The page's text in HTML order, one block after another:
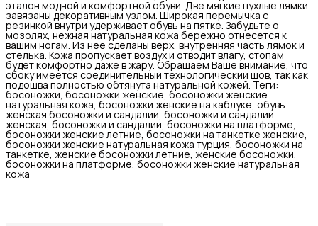
эталон модной и комфортной обуви. Две мягкие пухлые лямки
завязаны декоративным узлом. Широкая перемычка с
резинкой внутри удерживает обувь на пятке. Забудьте о
мозолях, нежная натуральная кожа бережно отнесется к
вашим ногам. Из нее сделаны верх, внутренняя часть лямок и
стелька. Кожа пропускает воздух и отводит влагу, стопам
будет комфортно даже в жару. Обращаем Ваше внимание, что
сбоку имеется соединительный технологический шов, так как
подошва полностью обтянута натуральной кожей. Теги:
босоножки, босоножки женские, босоножки женские
натуральная кожа, босоножки женские на каблуке, обувь
женская босоножки и сандалии, босоножки и сандалии
женская, босоножки и сандалии, босоножки на платформе,
босоножки женские летние, босоножки на танкетке женские,
босоножки женские натуральная кожа турция, босоножки на
танкетке, женские босоножки летние, женские босоножки,
босоножки на платформе, босоножки женские натуральная
кожа